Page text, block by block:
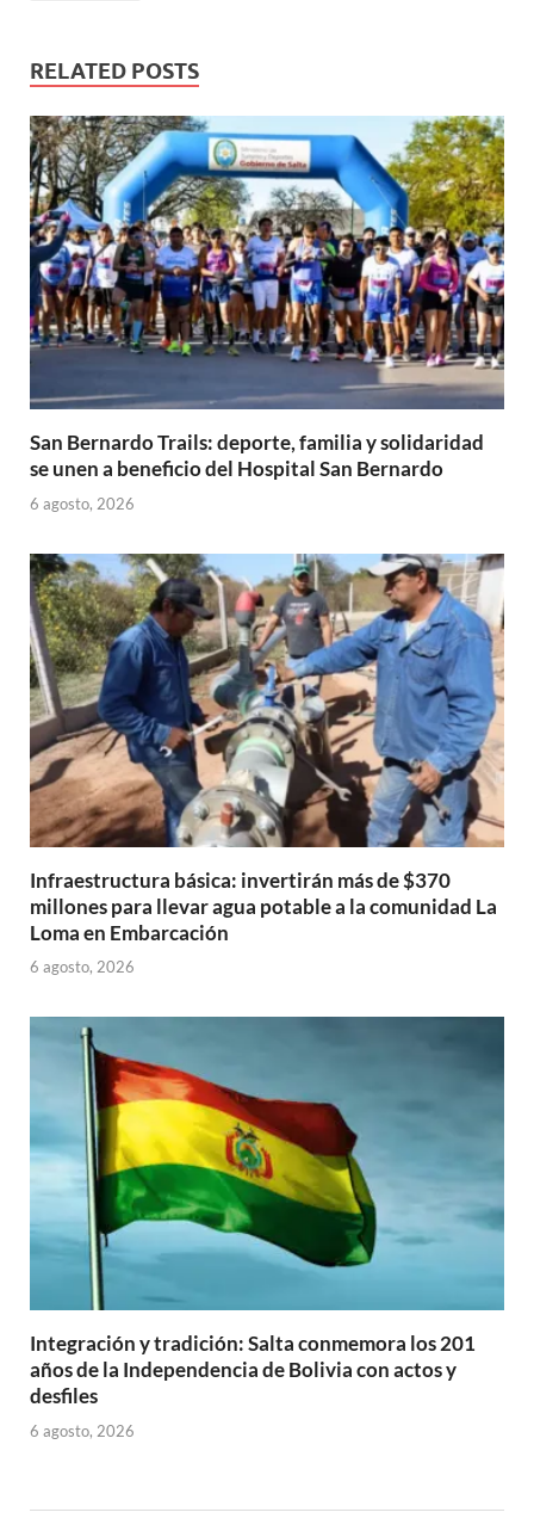
RELATED POSTS
San Bernardo Trails: deporte, familia y solidaridad
se unen a beneficio del Hospital San Bernardo
6 agosto, 2026
Infraestructura básica: invertirán más de $370
millones para llevar agua potable a la comunidad La
Loma en Embarcación
6 agosto, 2026
Integración y tradición: Salta conmemora los 201
años de la Independencia de Bolivia con actos y
desfiles
6 agosto, 2026